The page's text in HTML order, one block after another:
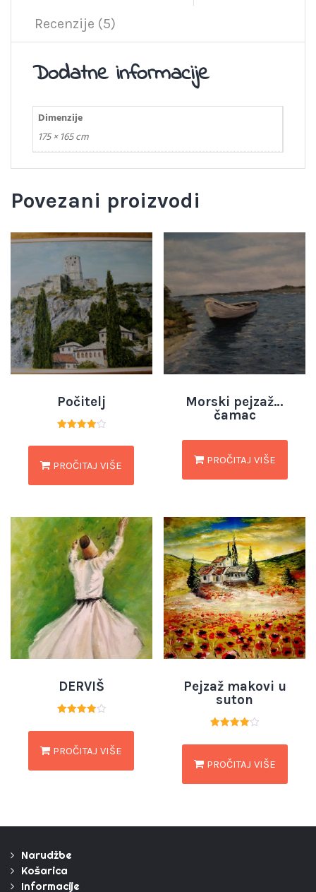
Recenzije (5)
Dodatne informacije
Dimenzije
175 × 165 cm
Povezani proizvodi
Počitelj
4.00
PROČITAJ VIŠE
Morski pejzaž…
čamac
PROČITAJ VIŠE
DERVIŠ
4.00
PROČITAJ VIŠE
Pejzaž makovi u
suton
4.00
PROČITAJ VIŠE
Narudžbe
Košarica
Informacije